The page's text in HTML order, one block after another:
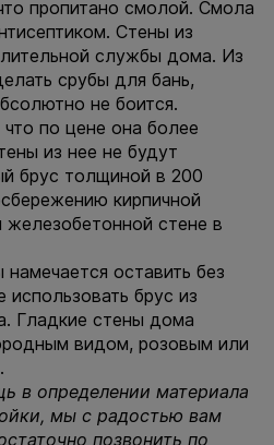
пропитано смолой. Смола
Стены из
службы дома. Из
срубы для бань,
не боится.
по цене она более
из нее не будут
брус толщиной в 200
кирпичной
железобетонной стене в
оставить без
использовать брус из
Гладкие стены дома
видом, розовым или
в определении материала
мы с радостью вам
позвонить по